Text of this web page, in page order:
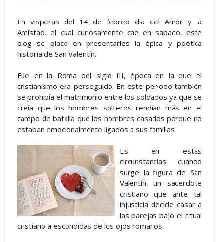
En visperas del 14 de febreo dia del Amor y la
Amistad, el cual curiosamente cae en sabado, este
blog se place en presentarles la épica y poética
historia de San Valentín.
Fue en la Roma del siglo III, época en la que el
cristianismo era perseguido. En este periodo también
se prohibía el matrimonio entre los soldados ya que se
creía que los hombres solteros rendían más en el
campo de batalla que los hombres casados porque no
estaban emocionalmente ligados a sus familias.
Es en estas
circunstancias cuando
surge la figura de San
Valentín, un sacerdote
cristiano que ante tal
injusticia decide casar a
las parejas bajo el ritual
cristiano a escondidas de los ojos romanos.